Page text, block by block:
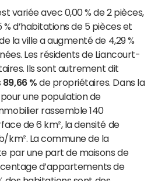
variée avec 0,00 % de 2 pièces,
% d’habitations de 5 pièces et
la ville a augmenté de 4,29 %
Les résidents de Liancourt-
Ils sont autrement dit
89,66 % de propriétaires. Dans la
une population de
rassemble 140
de 6 km², la densité de
km². La commune de la
par une part de maisons de
d’appartements de